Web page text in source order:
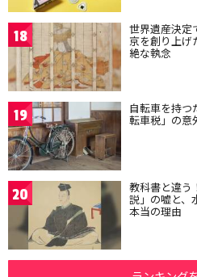
18 世界遺産決定
京を創り上げ
絶な執念
19 自転車を持つ
転車税」の意
20 教科書と違う
説」の嘘と、
本当の理由